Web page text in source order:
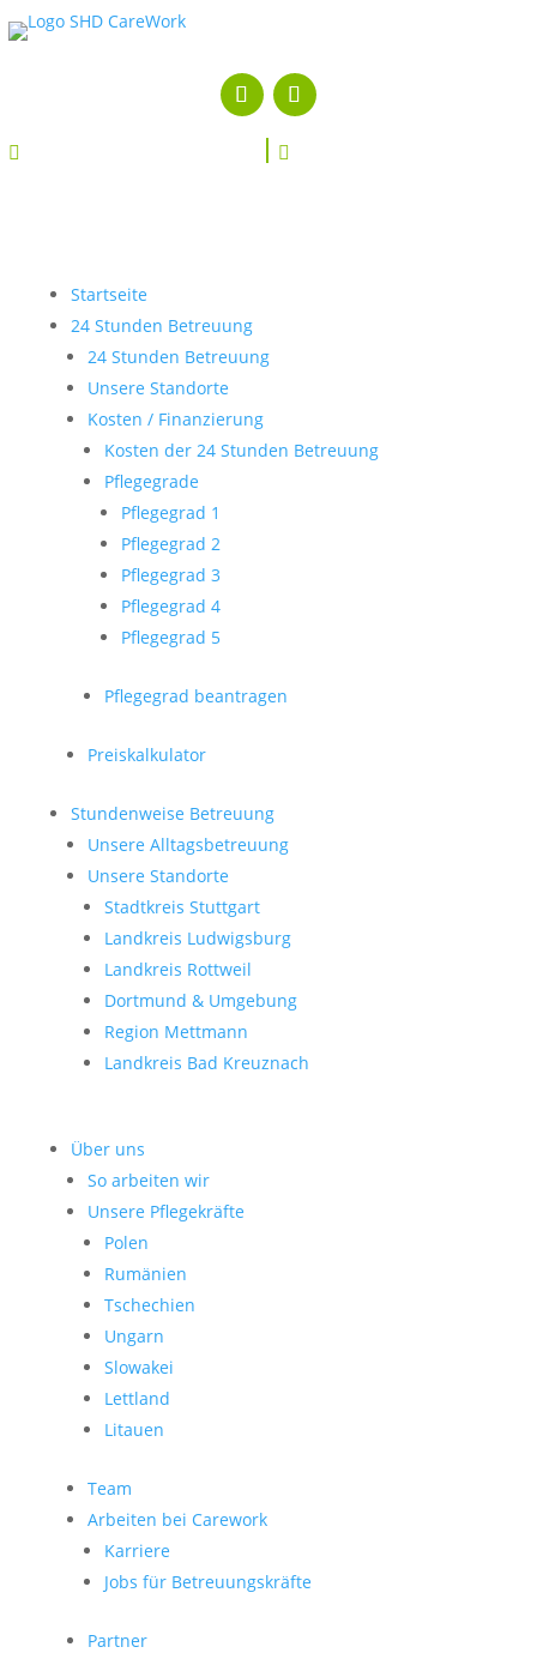
 
Startseite
24 Stunden Betreuung
24 Stunden Betreuung
Unsere Standorte
Kosten / Finanzierung
Kosten der 24 Stunden Betreuung
Pflegegrade
Pflegegrad 1
Pflegegrad 2
Pflegegrad 3
Pflegegrad 4
Pflegegrad 5
Pflegegrad beantragen
Preiskalkulator
Stundenweise Betreuung
Unsere Alltagsbetreuung
Unsere Standorte
Stadtkreis Stuttgart
Landkreis Ludwigsburg
Landkreis Rottweil
Dortmund & Umgebung
Region Mettmann
Landkreis Bad Kreuznach
Über uns
So arbeiten wir
Unsere Pflegekräfte
Polen
Rumänien
Tschechien
Ungarn
Slowakei
Lettland
Litauen
Team
Arbeiten bei Carework
Karriere
Jobs für Betreuungskräfte
Partner